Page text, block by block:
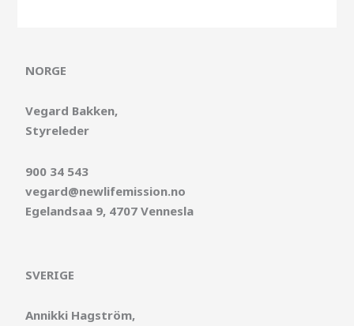
NORGE
Vegard Bakken,
Styreleder
900 34 543
vegard@newlifemission.no
Egelandsaa 9, 4707 Vennesla
SVERIGE
Annikki Hagström,